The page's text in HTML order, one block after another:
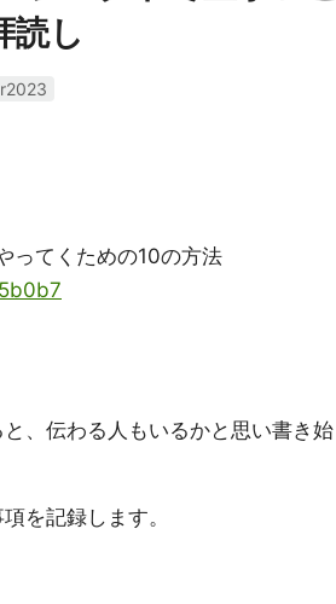
読し
ってくための10の方法
、伝わる人もいるかと思い書き始
を記録します。